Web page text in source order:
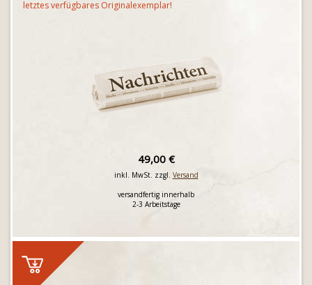
letztes verfügbares Originalexemplar!
49,00 €
inkl. MwSt. zzgl. Versand
versandfertig innerhalb
2-3 Arbeitstage